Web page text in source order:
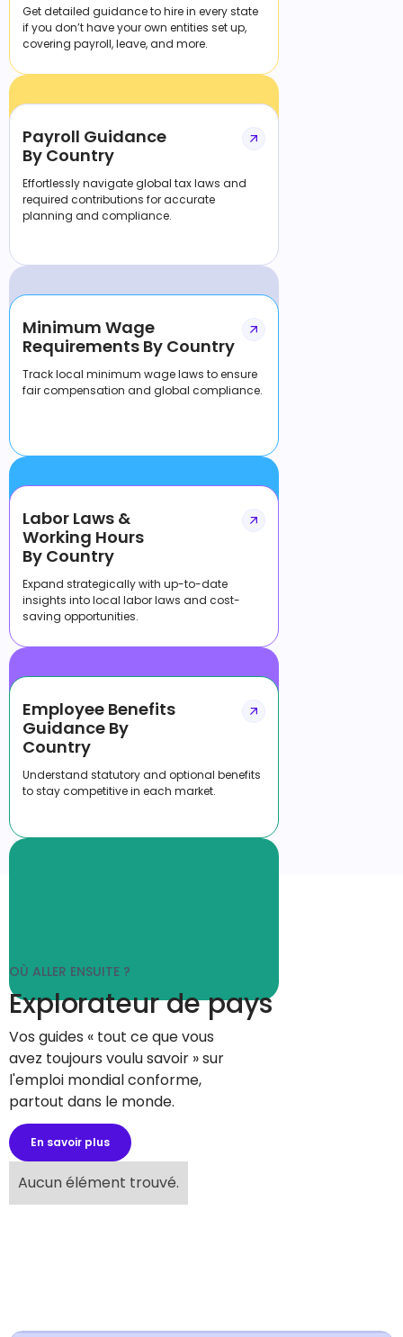
Get detailed guidance to hire in every state
if you don’t have your own entities set up,
covering payroll, leave, and more.
Payroll Guidance
By Country
Effortlessly navigate global tax laws and
required contributions for accurate
planning and compliance.
Minimum Wage
Requirements By Country
Track local minimum wage laws to ensure
fair compensation and global compliance.
Labor Laws &
Working Hours
By Country
Expand strategically with up-to-date
insights into local labor laws and cost-
saving opportunities.
Employee Benefits
Guidance By
Country
Understand statutory and optional benefits
to stay competitive in each market.
OÙ ALLER ENSUITE ?
Explorateur de pays
Vos guides « tout ce que vous
avez toujours voulu savoir » sur
l'emploi mondial conforme,
partout dans le monde.
En savoir plus
Aucun élément trouvé.